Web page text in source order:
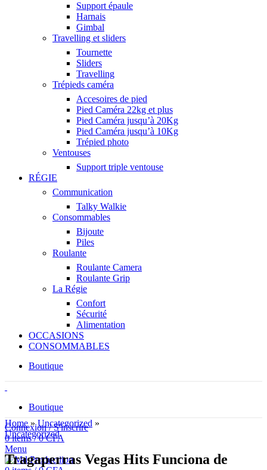
Support épaule
Harnais
Gimbal
Travelling et sliders
Tournette
Sliders
Travelling
Trépieds caméra
Accesoires de pied
Pied Caméra 22kg et plus
Pied Caméra jusqu’à 20Kg
Pied Caméra jusqu’à 10Kg
Trépied photo
Ventouses
Support triple ventouse
RÉGIE
Communication
Talky Walkie
Consommables
Bijoute
Piles
Roulante
Roulante Camera
Roulante Grip
La Régie
Confort
Sécurité
Alimentation
OCCASIONS
CONSOMMABLES
Boutique
Boutique
Connexion / S'inscrire
0items / 0CFA
Menu
Home »Uncategorized »
Uncategorized
Tragaperras Vegas Hits Funciona de